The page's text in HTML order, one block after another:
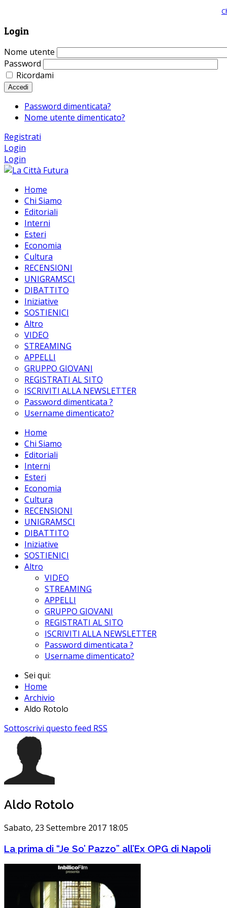
Login
Nome utente
Password
Ricordami
Accedi
Password dimenticata?
Nome utente dimenticato?
Registrati
Login
Login
Home
Chi Siamo
Editoriali
Interni
Esteri
Economia
Cultura
RECENSIONI
UNIGRAMSCI
DIBATTITO
Iniziative
SOSTIENICI
Altro
VIDEO
STREAMING
APPELLI
GRUPPO GIOVANI
REGISTRATI AL SITO
ISCRIVITI ALLA NEWSLETTER
Password dimenticata ?
Username dimenticato?
Home
Chi Siamo
Editoriali
Interni
Esteri
Economia
Cultura
RECENSIONI
UNIGRAMSCI
DIBATTITO
Iniziative
SOSTIENICI
Altro
VIDEO
STREAMING
APPELLI
GRUPPO GIOVANI
REGISTRATI AL SITO
ISCRIVITI ALLA NEWSLETTER
Password dimenticata ?
Username dimenticato?
Sei qui:
Home
Archivio
Aldo Rotolo
Sottoscrivi questo feed RSS
Aldo Rotolo
Sabato, 23 Settembre 2017 18:05
La prima di “Je So’ Pazzo” all’Ex OPG di Napoli